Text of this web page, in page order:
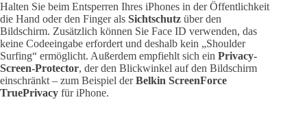
Halten Sie beim Entsperren Ihres iPhones in der Öffentlichkeit
die Hand oder den Finger als Sichtschutz über den
Bildschirm. Zusätzlich können Sie Face ID verwenden, das
keine Codeeingabe erfordert und deshalb kein „Shoulder
Surfing“ ermöglicht. Außerdem empfiehlt sich ein Privacy-
Screen-Protector, der den Blickwinkel auf den Bildschirm
einschränkt – zum Beispiel derBelkin ScreenForce
TruePrivacy für iPhone.